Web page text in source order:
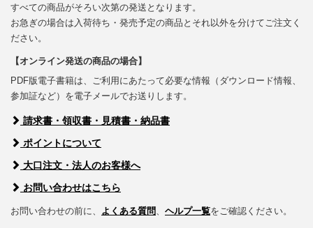
すべての商品がそろい次第の発送となります。
お急ぎの場合は入荷待ち・発売予定の商品とそれ以外を分けてご注文く
ださい。
【オンライン発送の商品の場合】
PDF版電子書籍は、ご利用にあたって必要な情報（ダウンロード情報、
参加証など）を電子メールでお送りします。
請求書・領収書・見積書・納品書
ポイントについて
大口注文・法人のお客様へ
お問い合わせはこちら
お問い合わせの前に、 よくある質問、 ヘルプ一覧をご確認ください。